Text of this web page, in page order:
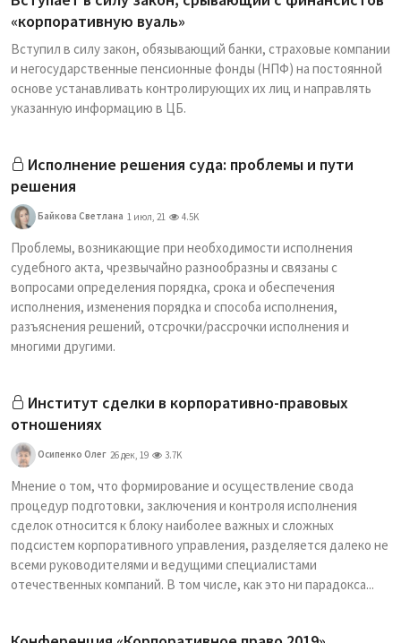
«корпоративную вуаль»
Вступил в силу закон, обязывающий банки, страховые компании
и негосударственные пенсионные фонды (НПФ) на постоянной
основе устанавливать контролирующих их лиц и направлять
указанную информацию в ЦБ.
Исполнение решения суда: проблемы и пути
решения
Байкова Светлана 1 июл, 21 4.5K
Проблемы, возникающие при необходимости исполнения
судебного акта, чрезвычайно разнообразны и связаны с
вопросами определения порядка, срока и обеспечения
исполнения, изменения порядка и способа исполнения,
разъяснения решений, отсрочки/рассрочки исполнения и
многими другими.
Институт сделки в корпоративно-правовых
отношениях
Осипенко Олег 26 дек, 19 3.7K
Мнение о том, что формирование и осуществление свода
процедур подготовки, заключения и контроля исполнения
сделок относится к блоку наиболее важных и сложных
подсистем корпоративного управления, разделяется далеко не
всеми руководителями и ведущими специалистами
отечественных компаний. В том числе, как это ни парадокса...